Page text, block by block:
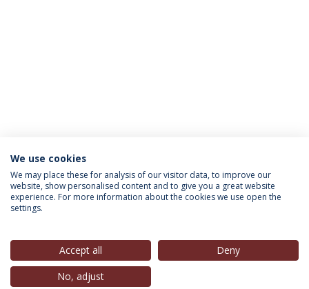
INFORMAÇÃO PARA
We use cookies
We may place these for analysis of our visitor data, to improve our
website, show personalised content and to give you a great website
experience. For more information about the cookies we use open the
settings.
Accept all
Deny
No, adjust